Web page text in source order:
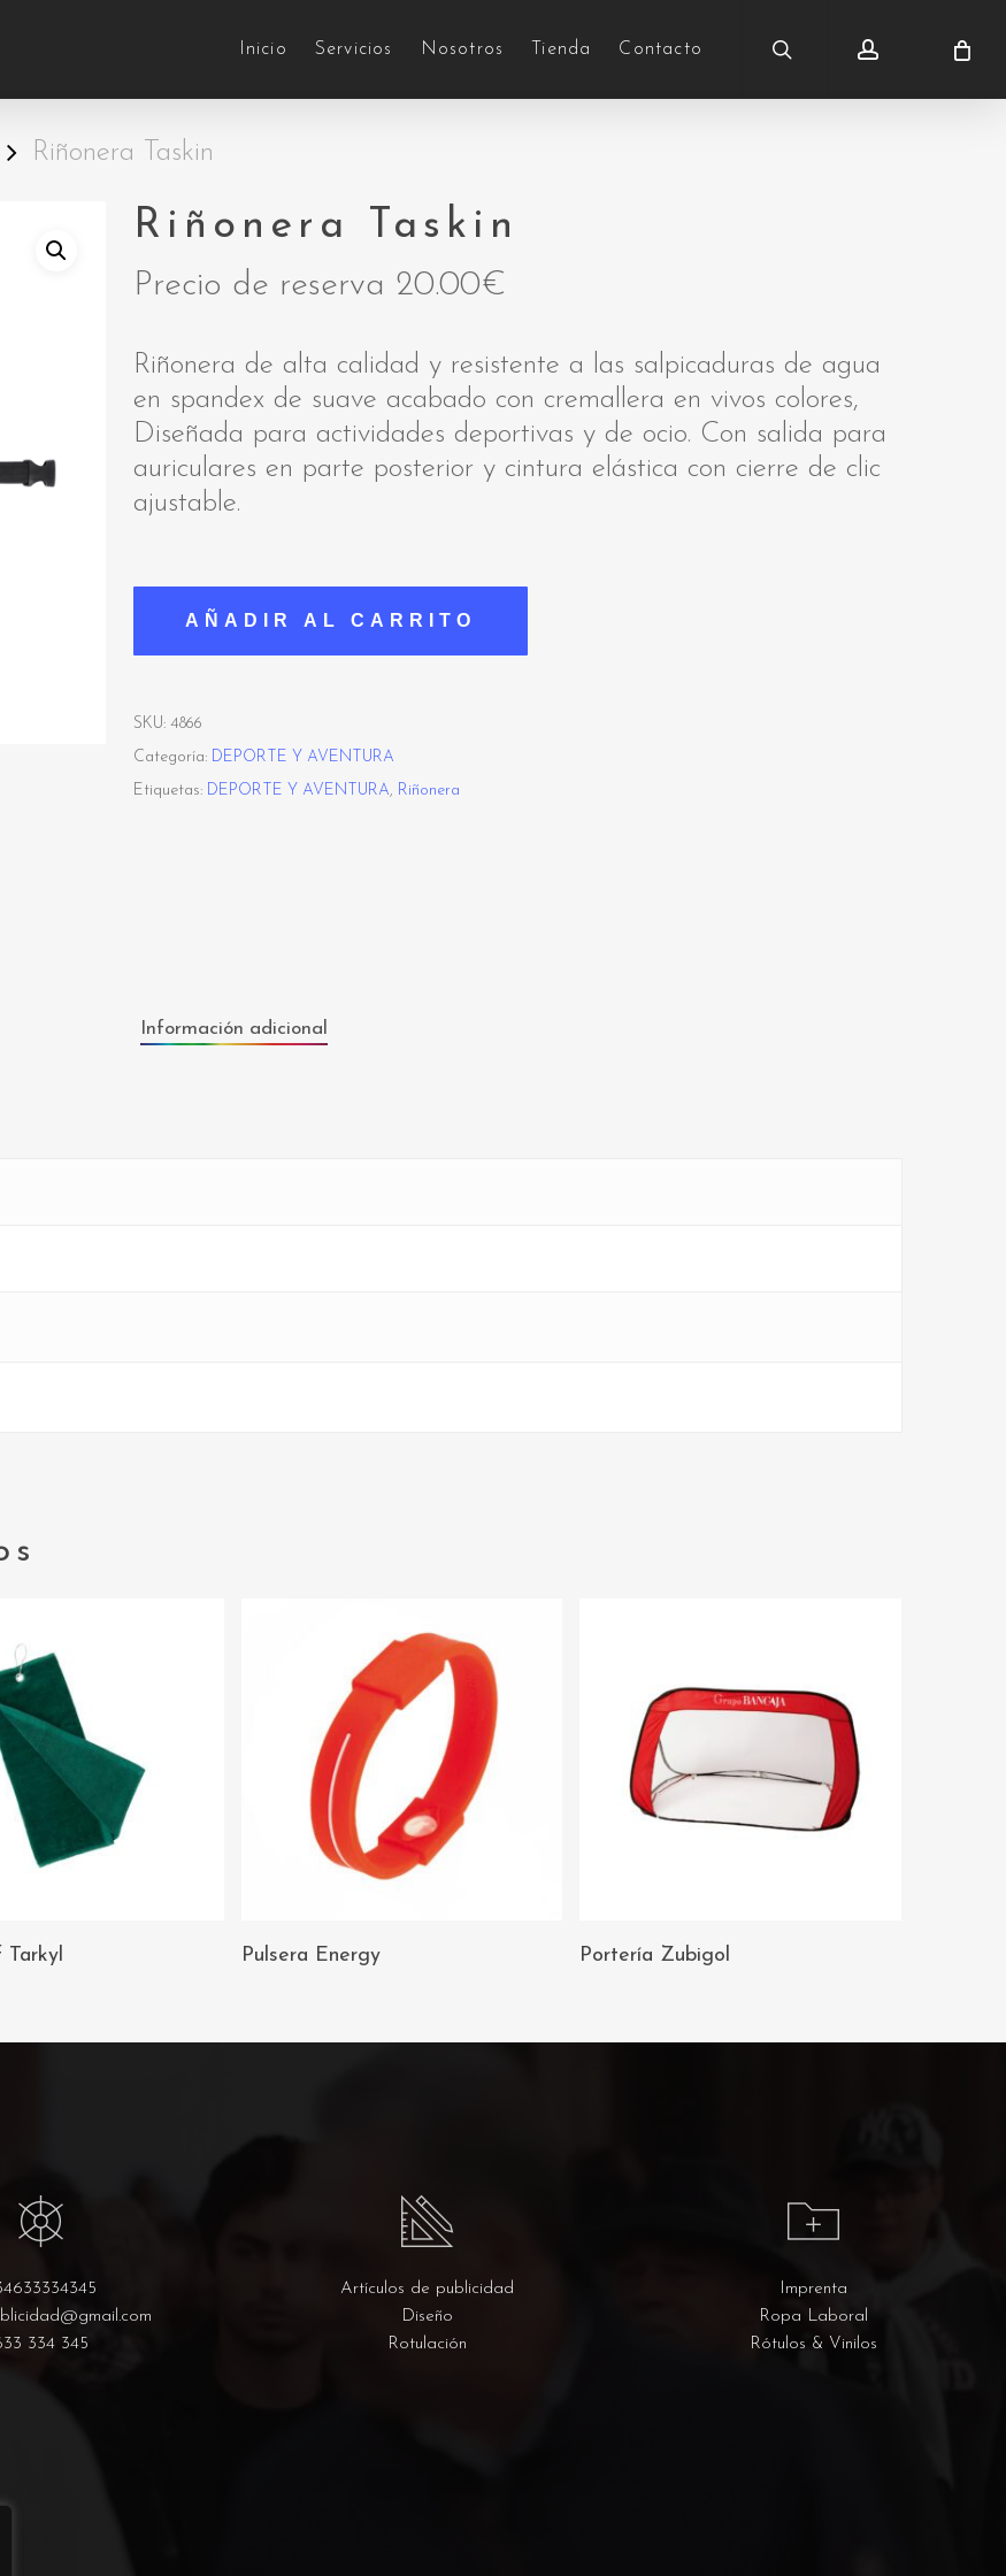
Inicio Servicios Nosotros Tienda Contacto
Riñonera Taskin
Riñonera Taskin
Precio de reserva 20.00€
Riñonera de alta calidad y resistente a las salpicaduras de agua
en spandex de suave acabado con cremallera en vivos colores,
Diseñada para actividades deportivas y de ocio. Con salida para
auriculares en parte posterior y cintura elástica con cierre de clic
ajustable.
AÑADIR AL CARRITO
SKU: 4866
Categoría: DEPORTE Y AVENTURA
Etiquetas: DEPORTE Y AVENTURA, Riñonera
Información adicional
AÑADIR AL
CARRITO
Tarkyl
CARRITO
Pulsera Energy
AÑADIR AL
CARRITO
Portería Zubigol
334 345
Artículos de publicidad
Diseño
Rotulación
Imprenta
Ropa Laboral
Rótulos & Vinilos